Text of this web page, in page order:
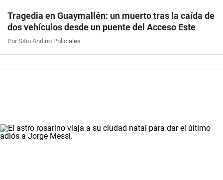
Tragedia en Guaymallén: un muerto tras la caída de
dos vehículos desde un puente del Acceso Este
Por Sitio Andino Policiales